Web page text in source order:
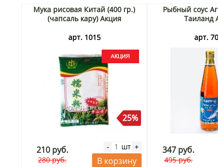
Мука рисовая Китай (400 гр.)
(чапсаль кару) Акция
арт. 1015
25%
210 руб.
280 руб.
- шт +
В корзину
Рыбный соус
Таиланд
арт.
347 руб.
495 руб.